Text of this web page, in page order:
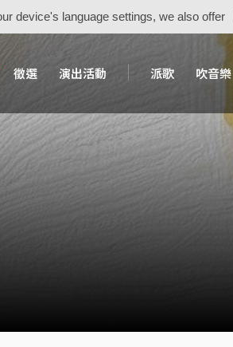
device's language settings, we also offer
徵選 演出活動 派歌 吹音樂